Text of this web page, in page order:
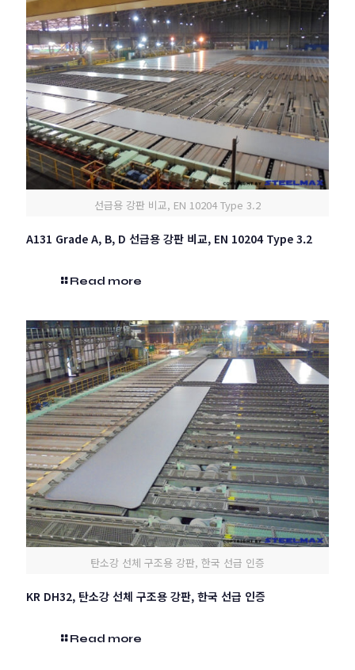
선급용 강판 비교, EN 10204 Type 3.2
A131 Grade A, B, D 선급용 강판 비교, EN 10204 Type 3.2
Read more
탄소강 선체 구조용 강판, 한국 선급 인증
KR DH32, 탄소강 선체 구조용 강판, 한국 선급 인증
Read more